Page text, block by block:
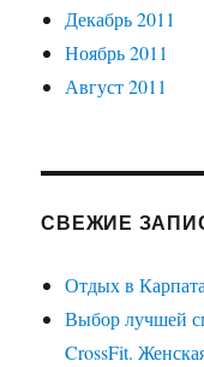
Декабрь 2011
Ноябрь 2011
Август 2011
СВЕЖИЕ
Отдых в
Выбор лучшей
CrossFit.